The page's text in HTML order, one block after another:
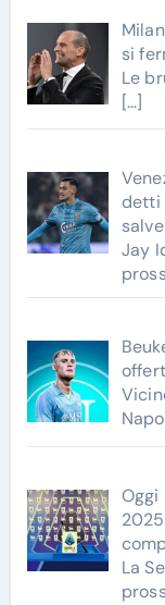
si
Le
[…]
detti
Jay
Oggi
La